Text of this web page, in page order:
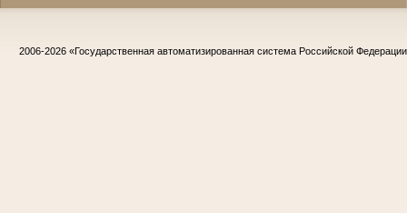
2006-2026 «Государственная автоматизированная система Российской